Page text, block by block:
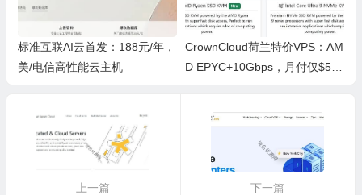
标准互联AI云首发：188元/年，
美/电信高性能云主机
CrownCloud荷兰特价VPS：AM
D EPYC+10Gbps，月付仅$5享
上一篇
下一篇